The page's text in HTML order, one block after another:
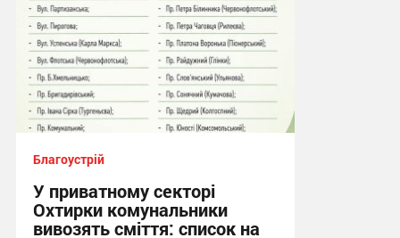
Благоустрій
У приватному секторі
Охтирки комунальники
вивозять сміття: список на